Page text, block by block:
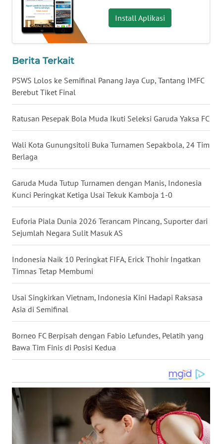
Install Aplikasi
Berita Terkait
PSWS Lolos ke Semifinal Panang Jaya Cup, Tantang IMFC
Berebut Tiket Final
Ratusan Pesepak Bola Muda Ikuti Seleksi Garuda Yaksa FC
Wali Kota Gunungsitoli Buka Turnamen Sepakbola, 24 Tim
Berlaga
Garuda Muda Tutup Turnamen dengan Manis, Indonesia
Kunci Peringkat Ketiga Usai Tekuk Kamboja 1-0
Euforia Piala Dunia 2026 Terancam Pincang, Suporter dari
Sejumlah Negara Sulit Masuk AS
Indonesia Naik 10 Peringkat FIFA, Erick Thohir Ingatkan
Timnas Tetap Membumi
Usai Singkirkan Vietnam, Indonesia Kini Hadapi Raksasa
Asia di Semifinal
Borneo FC Berpisah dengan Fabio Lefundes, Pelatih yang
Bawa Tim Finis di Posisi Kedua
WN
SERAMBI
JAMBI
WN
WN
WN
SULBAR
WN
BABEL
WN
SUMBAR
WN
SUMSEL
WN
WN
LAMPUNG